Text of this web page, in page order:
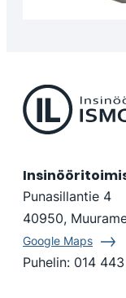
Punasillantie 4
40950,
Google Maps
Puhelin: 014